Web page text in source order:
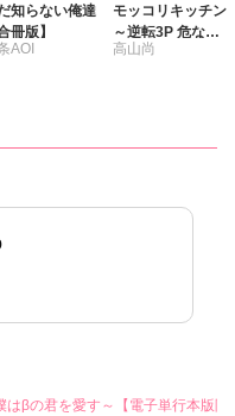
知らない俺達
冊版】
AOI
モッコリキッチン
～逆転3P 危ない
料理教室【豪華
高山尚
βの君を愛す～【電子単行本版限